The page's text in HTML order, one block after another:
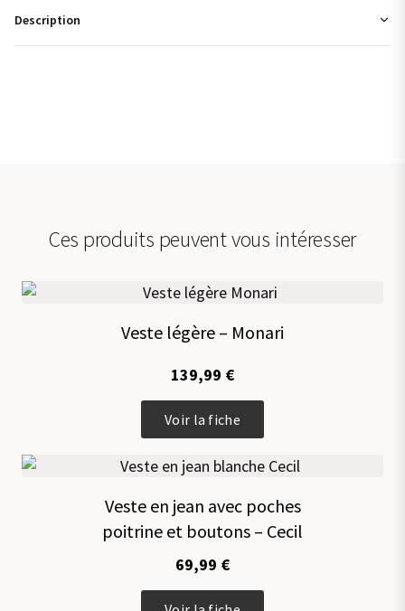
Description
Ces produits peuvent vous intéresser
Veste légère – Monari
139,99 €
Voir la fiche
plusieurs
Les
options
choisies
Veste en jean avec poches
poitrine et boutons – Cecil
69,99 €